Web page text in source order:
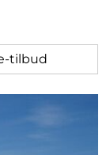
tilbud